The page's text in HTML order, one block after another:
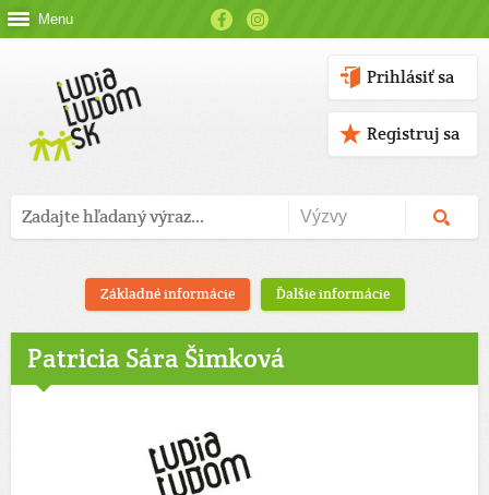
Menu
Prihlásiť sa
Registruj sa
Základné informácie Ďalšie informácie
Patricia Sára Šimková